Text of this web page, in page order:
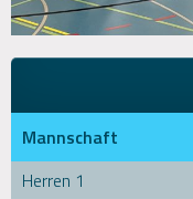
Mannschaft
Herren 1